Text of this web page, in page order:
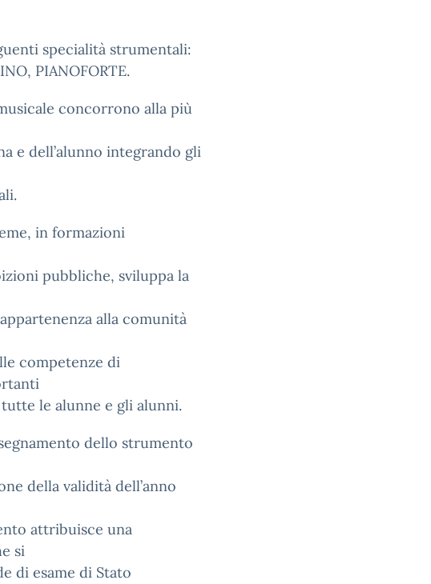
specialità strumentali:
PIANOFORTE.
concorrono alla più
e dell’alunno integrando gli
in formazioni
pubbliche, sviluppa la
alla comunità
competenze di
le alunne e gli alunni.
dello strumento
della validità dell’anno
attribuisce una
si
di esame di Stato